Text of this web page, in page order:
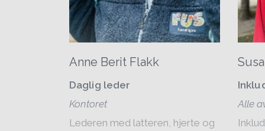
Anne Berit Flakk
Daglig leder
Kontoret
Lederen med latteren, hjerte og
Alle